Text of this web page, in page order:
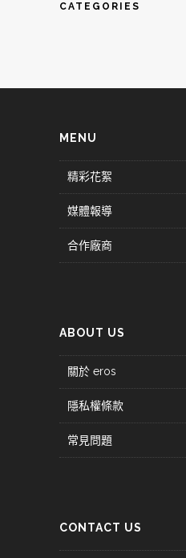
CATEGORIES
MENU
精彩花絮
媒體報導
合作廠商
ABOUT US
關於 eros
隱私權條款
常見問題
CONTACT US